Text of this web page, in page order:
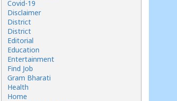
Covid-19
Disclaimer
District
District
Editorial
Education
Entertainment
Find Job
Gram Bharati
Health
Home